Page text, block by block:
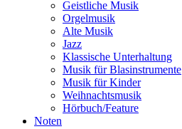
Geistliche Musik
Orgelmusik
Alte Musik
Jazz
Klassische Unterhaltung
Musik für Blasinstrumente
Musik für Kinder
Weihnachtsmusik
Hörbuch/Feature
Noten